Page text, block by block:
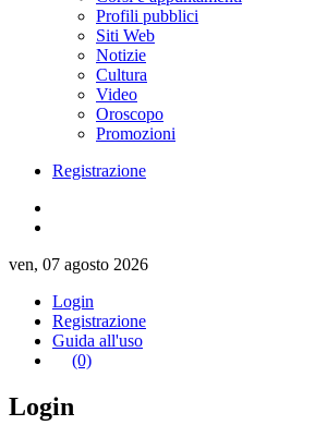
Profili pubblici
Siti Web
Notizie
Cultura
Video
Oroscopo
Promozioni
Registrazione
ven, 07 agosto 2026
Login
Registrazione
Guida all'uso
(0)
Login